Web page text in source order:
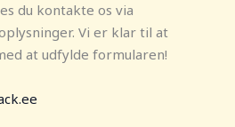
du kontakte os via
Vi er klar til at
at udfylde formularen!